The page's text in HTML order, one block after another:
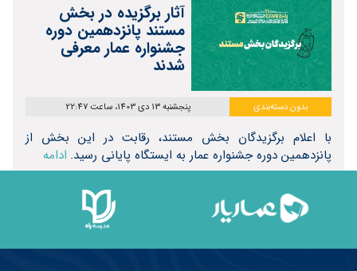
آثار برگزیده در بخش
مستند پانزدهمین دوره
جشنواره عمار معرفی
شدند
بدون دسته‌بندی پنجشنبه 13 دی 1403، ساعت 22:47
با اعلام برگزیدگان بخش مستند، رقابت در این بخش از
پانزدهمین دوره جشنواره عمار به ایستگاه پایانی رسید. ادامه